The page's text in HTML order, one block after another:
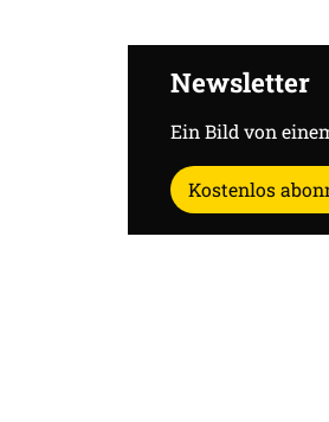
Newsletter
Ein Bild von
Kostenlos